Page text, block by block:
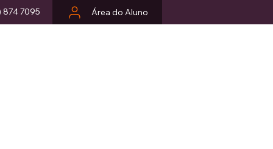
874 7095 Área do Aluno